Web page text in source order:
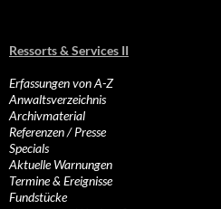
Ressorts & Services II
Erfassungen von A-Z
Anwaltsverzeichnis
Archivmaterial
Referenzen / Presse
Specials
Aktuelle Warnungen
Termine & Ereignisse
Fundstücke